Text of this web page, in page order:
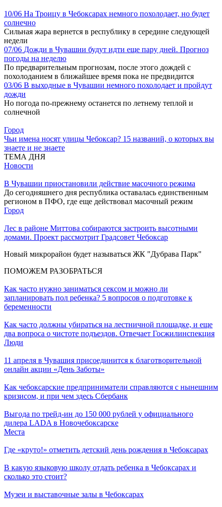
10/06 На Троицу в Чебоксарах немного похолодает, но будет
солнечно
Сильная жара вернется в республику в середине следующей
недели
07/06 Дожди в Чувашии будут идти еще пару дней. Прогноз
погоды на неделю
По предварительным прогнозам, после этого дождей с
похолоданием в ближайшее время пока не предвидится
03/06 В выходные в Чувашии немного похолодает и пройдут
дожди
Но погода по-прежнему останется по летнему теплой и
солнечной
Город
Чьи имена носят улицы Чебоксар? 15 названий, о которых вы
знаете и не знаете
ТЕМА ДНЯ
Новости
В Чувашии приостановили действие масочного режима
До сегодняшнего дня республика оставалась единственным
регионом в ПФО, где еще действовал масочный режим
Город
Лес в районе Миттова собираются застроить высотными
домами. Проект рассмотрит Градсовет Чебоксар
Новый микрорайон будет называться ЖК "Дубрава Парк"
ПОМОЖЕМ РАЗОБРАТЬСЯ
Как часто нужно заниматься сексом и можно ли
запланировать пол ребенка? 5 вопросов о подготовке к
беременности
Как часто должны убираться на лестничной площадке, и еще
два вопроса о чистоте подъездов. Отвечает Госжилинспекция
Люди
11 апреля в Чувашия присоединится к благотворительной
онлайн акции «День Заботы»
Как чебоксарские предприниматели справляются с нынешним
кризисом, и при чем здесь Сбербанк
Выгода по трейд-ин до 150 000 рублей у официального
дилера LADA в Новочебоксарске
Места
Где «круто!» отметить детский день рождения в Чебоксарах
В какую языковую школу отдать ребенка в Чебоксарах и
сколько это стоит?
Музеи и выставочные залы в Чебоксарах